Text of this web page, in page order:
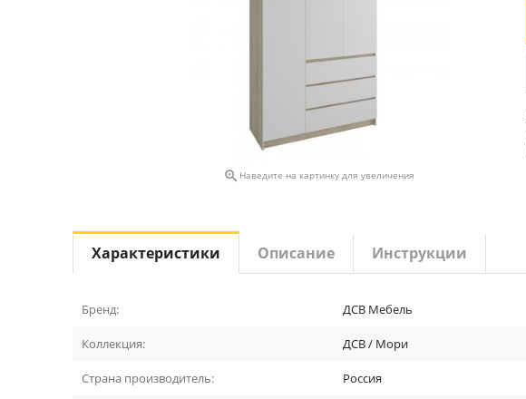
 Наведите на картинку для увеличения
Характеристики Описание Инструкции
Бренд: ДСВ Мебель
Коллекция: ДСВ / Мори
Страна производитель: Россия